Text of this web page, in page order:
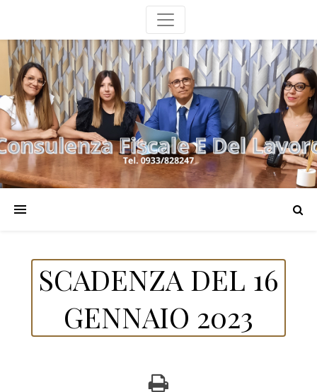
SCADENZA DEL 16
GENNAIO 2023